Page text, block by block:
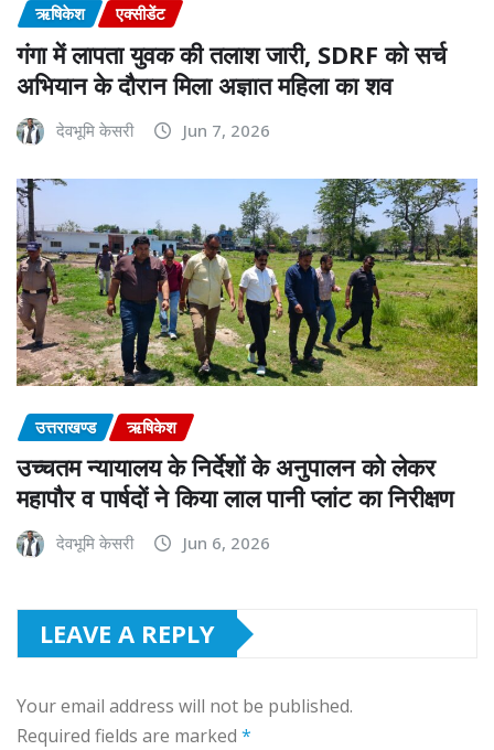
ऋषिकेश एक्सीडेंट
गंगा में लापता युवक की तलाश जारी, SDRF को सर्च
अभियान के दौरान मिला अज्ञात महिला का शव
देवभूमि केसरी Jun 7, 2026
उत्तराखण्ड ऋषिकेश
उच्चतम न्यायालय के निर्देशों के अनुपालन को लेकर
महापौर व पार्षदों ने किया लाल पानी प्लांट का निरीक्षण
देवभूमि केसरी Jun 6, 2026
LEAVE A REPLY
Your email address will not be published.
Required fields are marked *